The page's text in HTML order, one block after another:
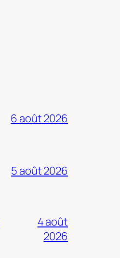
6 août 2026
5 août 2026
4 août
2026